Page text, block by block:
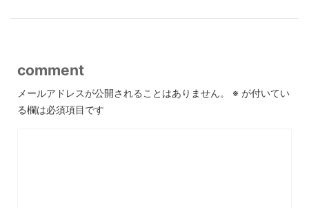
comment
メールアドレスが公開されることはありません。 ※ が付いてい
る欄は必須項目です